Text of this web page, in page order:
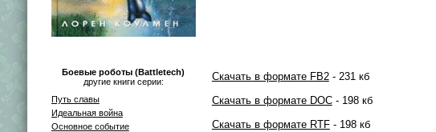
Боевые роботы (Battletech)
другие книги серии:
Путь славы
Идеальная война
Основное событие
Скачать в формате FB2- 231 кб
Скачать в формате DOC- 198 кб
Скачать в формате RTF- 198 кб